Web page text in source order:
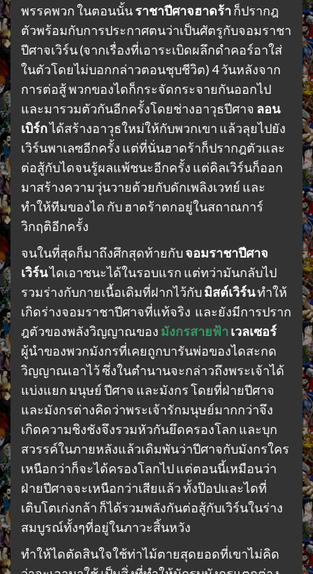
พรรคพวก ในตอนนั้นราชาปีศาจฮาดร้าก็ปรากฎ
ตัวพร้อมกับการประกาศตนว่าเป็นศัตรูกับจอมราชา
ปีศาจเวิร์น (จากเรื่องที่เอาระเบิดผลึกดำคอร์อาใส่
ในตัวโดยไม่บอกกล่าวตอนชุบชีวิต) 4 วันหลังจาก
การต่อสู้ พวกของไดก็กระจัดกระจายกันออกไป
และมารวมตัวกันอีกครั้งโดยช่างอาวุธปีศาจ ลอน
เบิร์กได้สร้างอาวุธใหม่ให้กับพวกเขา แล้วลุยไปยัง
เวิร์นพาเลซอีกครั้ง แต่ที่นั่นฮาดร้าก็ปรากฎตัวและ
ต่อสู้กับไดจนรู้ผลแพ้ชนะอีกครั้ง แต่คิลเวิร์นก็ออก
มาสร้างความวุ่นวายด้วยกับดักเพลิงเวทย์ และ
ทำให้ทีมของได กับ ฮาดร้าตกอยู่ในสถาณการ์
วิกฤติอีกครั้ง
จนในที่สุดก็มาถึงศึกสุดท้ายกับจอมราชาปีศาจ
เวิร์นไดเอาชนะได้ในรอบแรก แต่ทว่ามันกลับไป
รวมร่างกับกายเนื้อเดิมที่ฝากไว้กับมิสต์เวิร์นทำให้
เกิดร่างจอมราชาปีศาจที่แท้จริง และยังมีการปราก
ฎตัวของพลังวิญญาณของ มังกรสายฟ้า เวลเซอร์
ผู้นำของพวกมังกรที่เคยถูกบารันพ่อของไดสะกด
วิญญาณเอาไว้ ซึ่งในตำนานจะกล่าวถึงพระเจ้าได้
แบ่งแยก มนุษย์ ปีศาจ และมังกร โดยที่ฝ่ายปีศาจ
และมังกรต่างคิดว่าพระเจ้ารักมนุษย์มากกว่าจึง
เกิดความชิงชังจึงรวมหัวกันยึดครองโลก และบุก
สวรรค์ในภายหลังแล้วเดิมพันว่าปีศาจกับมังกรใคร
เหนือกว่าก็จะได้ครองโลกไป แต่ตอนนี้เหมือนว่า
ฝ่ายปีศาจจะเหนือกว่าเสียแล้ว ทั้งป๊อปและไดที่
เติบโตเก่งกล้า ก็ได้รวมพลังกันต่อสู้กับเวิร์นในร่าง
สมบูรณ์ทั้งๆที่อยู่ในภาวะสิ้นหวัง
ทำให้ไดตัดสินใจใช้ท่าไม้ตายสุดยอดที่เขาไม่คิด